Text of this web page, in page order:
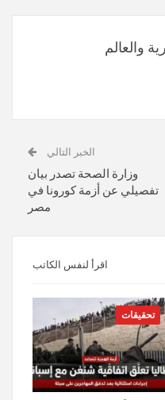
والعالم
الخبر التالي
وزارة الصحة تصدر بيان
تفصيلي عن أزمة كورونا في
مصر
اقرأ لنفس الكاتب
تحقيقات